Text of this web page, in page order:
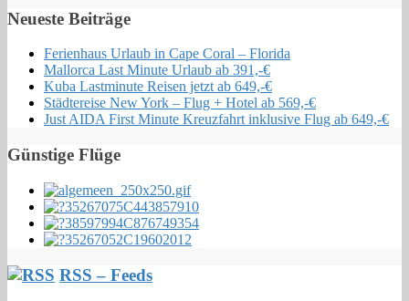
Neueste Beiträge
Ferienhaus Urlaub in Cape Coral – Florida
Mallorca Last Minute Urlaub ab 391,-€
Kuba Lastminute Reisen jetzt ab 649,-€
Städtereise New York – Flug + Hotel ab 569,-€
Just AIDA First Minute Kreuzfahrt inklusive Flug ab 649,-€
Günstige Flüge
RSS – Feeds